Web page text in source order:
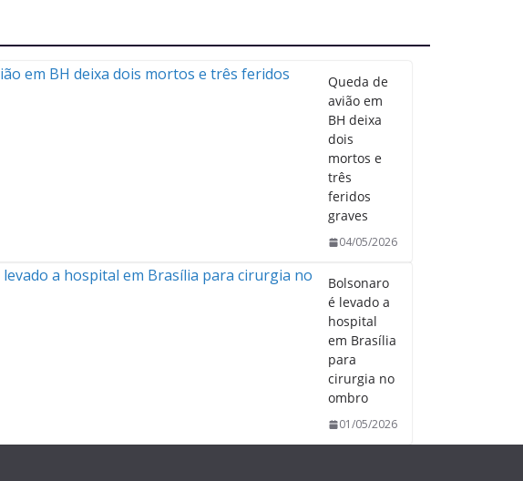
Queda de
avião em
BH deixa
dois
mortos e
três
feridos
graves
04/05/2026
Bolsonaro
é levado a
hospital
em Brasília
para
cirurgia no
ombro
01/05/2026